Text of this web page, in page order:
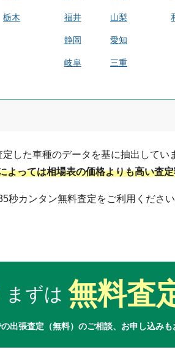
栃木 福井 山梨
静岡 愛知
岐阜 三重
した車種のデータを基に抽出してい
よっては相場表の価格よりも高い査
秒カンタン無料査定をご利用ください
まずは 無料査
出張査定（無料）のご相談、お申し込みも